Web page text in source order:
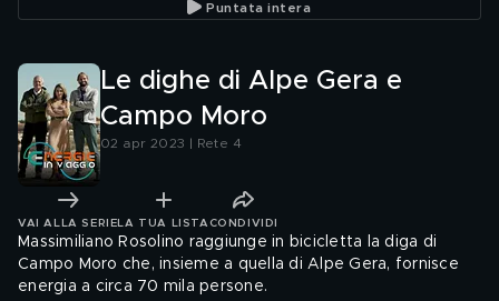
Puntata intera
Le dighe di Alpe Gera e
Campo Moro
02 apr 2023 | Rete 4
VAI ALLA SERIE LA TUA LISTA CONDIVIDI
Massimiliano Rosolino raggiunge in bicicletta la diga di
Campo Moro che, insieme a quella di Alpe Gera, fornisce
energia a circa 70 mila persone.